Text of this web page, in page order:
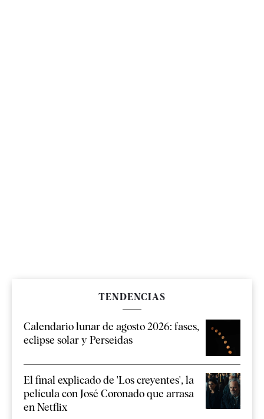
TENDENCIAS
Calendario lunar de agosto 2026: fases,
eclipse solar y Perseidas
El final explicado de 'Los creyentes', la
película con José Coronado que arrasa
en Netflix